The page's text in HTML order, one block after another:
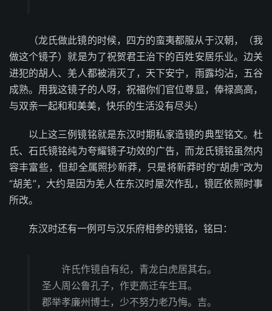
（龙氏做此镜的时候，四方的蛮夷都服从于汉朝，（我
做这个镜子）就是为了祝贺君王治下的百姓安居乐业。边关
进犯的胡人、羌人都被消灭了，天下安宁，雨露均沾，五谷
成熟。用我这镜子的人呀，祝福你们官位尊显，俸禄高高，
与双亲一起和和美美，快乐的生活没有尽头）
以上这三例镜铭就是东汉时期私家造镜的典型铭文。杜
氏、石氏镜铭纯为夸耀镜子功效的广告，而龙氏镜铭虽然内
容丰富些，但却全属照抄新莽，只是将新莽时的“胡虏”改为
“胡羌”，大约是因为羌人在东汉时屡次作乱，镜匠依照时事
所改。
东汉时还有一例可与汉乐府相参的镜铭，铭曰：
许氏作镜自有纪，青龙白虎居其右。
圣人周公鲁孔子，作吏高迁车生耳。
郡举孝廉州博士，少不努力老乃悔。吉。